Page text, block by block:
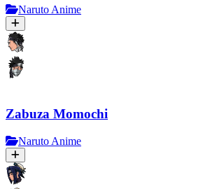
Naruto Anime
Zabuza Momochi
Naruto Anime